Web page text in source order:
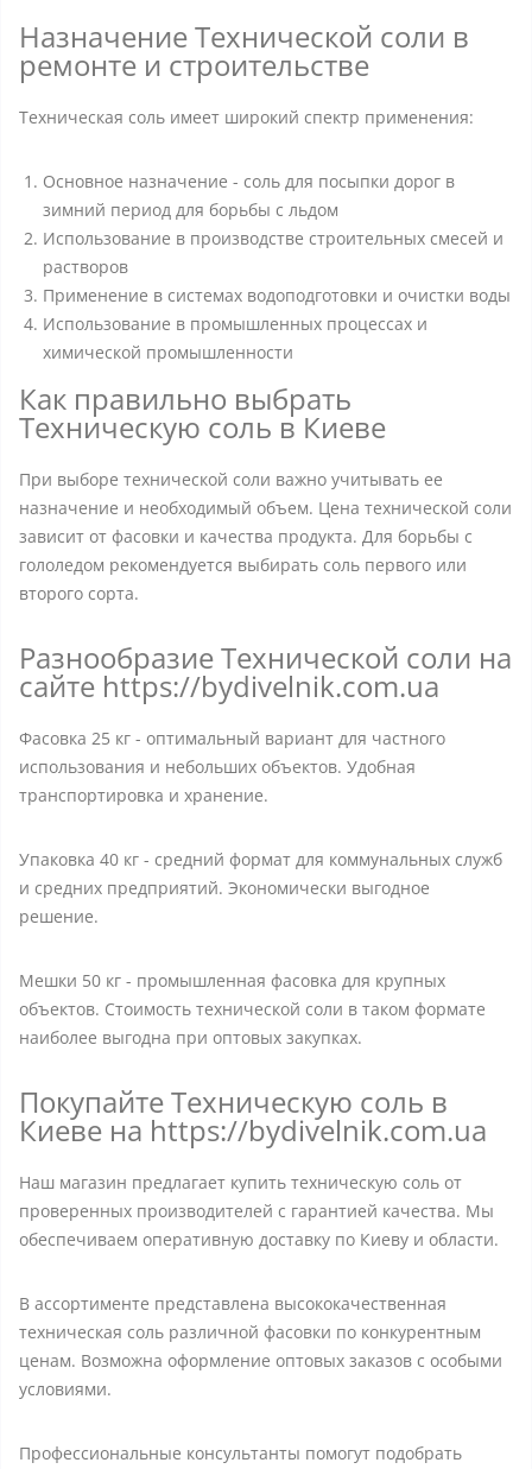
Назначение Технической соли в
ремонте и строительстве
Техническая соль имеет широкий спектр применения:
Основное назначение - соль для посыпки дорог в
зимний период для борьбы с льдом
Использование в производстве строительных смесей и
растворов
Применение в системах водоподготовки и очистки воды
Использование в промышленных процессах и
химической промышленности
Как правильно выбрать
Техническую соль в Киеве
При выборе технической соли важно учитывать ее
назначение и необходимый объем. Цена технической соли
зависит от фасовки и качества продукта. Для борьбы с
гололедом рекомендуется выбирать соль первого или
второго сорта.
Разнообразие Технической соли на
сайте https://bydivelnik.com.ua
Фасовка 25 кг - оптимальный вариант для частного
использования и небольших объектов. Удобная
транспортировка и хранение.
Упаковка 40 кг - средний формат для коммунальных служб
и средних предприятий. Экономически выгодное
решение.
Мешки 50 кг - промышленная фасовка для крупных
объектов. Стоимость технической соли в таком формате
наиболее выгодна при оптовых закупках.
Покупайте Техническую соль в
Киеве на https://bydivelnik.com.ua
Наш магазин предлагает купить техническую соль от
проверенных производителей с гарантией качества. Мы
обеспечиваем оперативную доставку по Киеву и области.
В ассортименте представлена высококачественная
техническая соль различной фасовки по конкурентным
ценам. Возможна оформление оптовых заказов с особыми
условиями.
Профессиональные консультанты помогут подобрать